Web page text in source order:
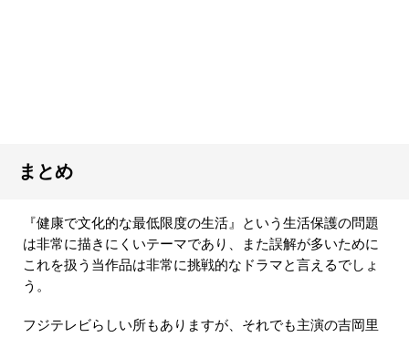
まとめ
『健康で文化的な最低限度の生活』という生活保護の問題
は非常に描きにくいテーマであり、また誤解が多いために
これを扱う当作品は非常に挑戦的なドラマと言えるでしょ
う。
フジテレビらしい所もありますが、それでも主演の吉岡里